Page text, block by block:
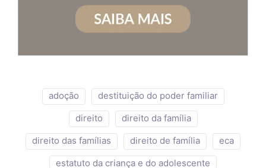
adoção
destituição do poder familiar
direito
direito da família
direito das famílias
direito de família
eca
estatuto da criança e do adolescente